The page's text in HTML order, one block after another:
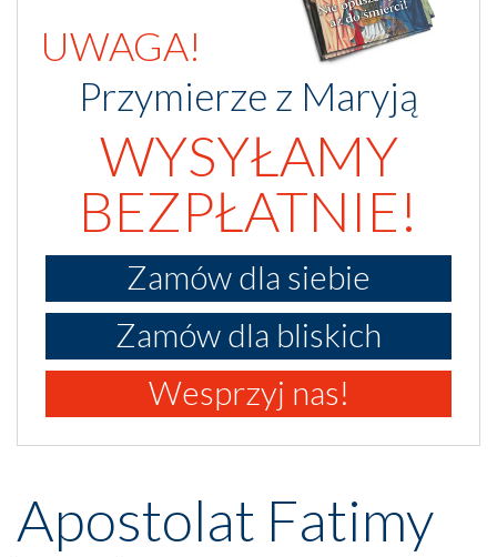
UWAGA!
Przymierze z Maryją
WYSYŁAMY
BEZPŁATNIE!
Zamów dla siebie
Zamów dla bliskich
Wesprzyj nas!
Apostolat Fatimy